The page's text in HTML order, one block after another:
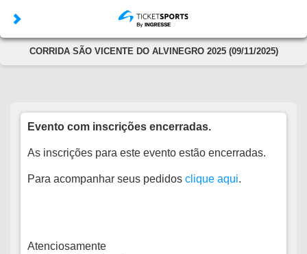
CORRIDA SÃO VICENTE DO ALVINEGRO 2025 (09/11/2025)
Evento com inscrições encerradas.
As inscrições para este evento estão encerradas.
Para acompanhar seus pedidos clique aqui.
Atenciosamente